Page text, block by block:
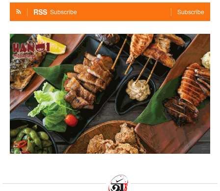
RSS Subscribe Subscribe